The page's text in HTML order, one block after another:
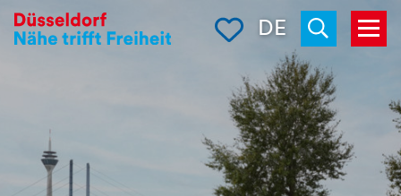
Menü
Merkliste
DE
Suchen